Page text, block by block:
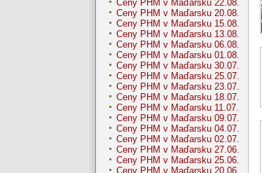
Ceny PHM v Maďarsku 22.08.
Ceny PHM v Maďarsku 20.08.
Ceny PHM v Maďarsku 15.08.
Ceny PHM v Maďarsku 13.08.
Ceny PHM v Maďarsku 06.08.
Ceny PHM v Maďarsku 01.08.
Ceny PHM v Maďarsku 30.07.
Ceny PHM v Maďarsku 25.07.
Ceny PHM v Maďarsku 23.07.
Ceny PHM v Maďarsku 18.07.
Ceny PHM v Maďarsku 11.07.
Ceny PHM v Maďarsku 09.07.
Ceny PHM v Maďarsku 04.07.
Ceny PHM v Maďarsku 02.07.
Ceny PHM v Maďarsku 27.06.
Ceny PHM v Maďarsku 25.06.
Ceny PHM v Maďarsku 20.06.